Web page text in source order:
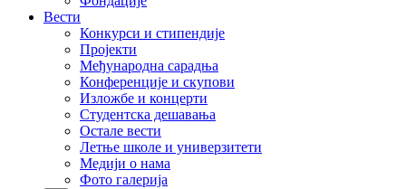
Вести
Конкурси и стипендије
Пројекти
Међународна сарадња
Конференције и скупови
Изложбе и концерти
Студентска дешавања
Остале вести
Летње школе и универзитети
Медији о нама
Фото галерија